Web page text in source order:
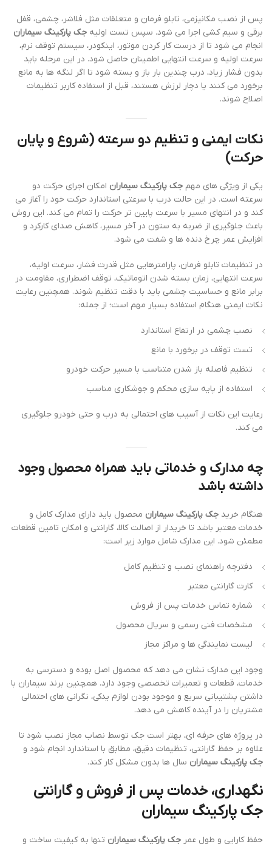
پس از نصب مکانیزمی، تابلو فرمان و متعلقات مثل فلاشر، چشمی، قفل
برقی و سیم کشی اجرا می شود. سپس تست اولیه جک پارکینگ سیماران
انجام می شود تا از درست کار کردن موتور، اینکودر، سیستم توقف نرم،
سرعت اولیه و سرعت انتهایی اطمینان حاصل شود. در این مرحله باید
بدون فشار زیاد، درب چندین بار باز و بسته شود تا اگر لنگه ها به مانع
برخورد می کنند یا دچار لرزش هستند، قبل از استفاده کاربر تنظیمات
اصلاح شوند.
نکات ایمنی و تنظیم دو سرعته (شروع و پایان
حرکت)
یکی از ویژگی های مهم جک پارکینگ سیماران امکان اجرای حرکت دو
سرعته است. در این حالت درب با سرعتی استاندارد حرکت خود را آغاز می
کند و در انتهای مسیر با سرعت پایین تر حرکت را تمام می کند. این روش
باعث جلوگیری از ضربه به ستون در آخر مسیر، کاهش صدای کارکرد و
افزایش عمر چرخ دنده ها و شفت می شود.
در تنظیمات تابلو فرمان، پارامترهایی مثل قدرت فشار، سرعت اولیه،
سرعت انتهایی، زمان بسته شدن اتوماتیک، توقف اضطراری، مقاومت در
برابر مانع و حساسیت چشمی باید با دقت تنظیم شوند. همچنین رعایت
نکات ایمنی هنگام استفاده بسیار مهم است؛ از جمله:
نصب چشمی در ارتفاع استاندارد
تست توقف در برخورد با مانع
تنظیم فاصله باز شدن متناسب با مسیر حرکت خودرو
استفاده از پایه سازی محکم و جوشکاری مناسب
رعایت این نکات از آسیب های احتمالی به درب و حتی خودرو جلوگیری
می کند.
چه مدارک و خدماتی باید همراه محصول وجود
داشته باشد
هنگام خرید جک پارکینگ سیماران محصول باید دارای مدارک کامل و
خدمات معتبر باشد تا خریدار از اصالت کالا، گارانتی و امکان تامین قطعات
مطمئن شود. این مدارک شامل موارد زیر است:
دفترچه راهنمای نصب و تنظیم کامل
کارت گارانتی معتبر
شماره تماس خدمات پس از فروش
مشخصات فنی رسمی و سریال محصول
لیست نمایندگی ها و مراکز مجاز
وجود این مدارک نشان می دهد که محصول اصل بوده و دسترسی به
خدمات، قطعات و تعمیرات تخصصی وجود دارد. همچنین برند سیماران با
داشتن پشتیبانی سریع و موجود بودن لوازم یدکی، نگرانی های احتمالی
مشتریان را در آینده کاهش می دهد.
در پروژه های حرفه ای، بهتر است جک توسط نصاب مجاز نصب شود تا
علاوه بر حفظ گارانتی، تنظیمات دقیق، مطابق با استاندارد انجام شود و
جک پارکینگ سیماران سال ها بدون مشکل کار کند.
نگهداری، خدمات پس از فروش و گارانتی
جک پارکینگ سیماران
حفظ کارایی و طول عمر جک پارکینگ سیماران تنها به کیفیت ساخت و